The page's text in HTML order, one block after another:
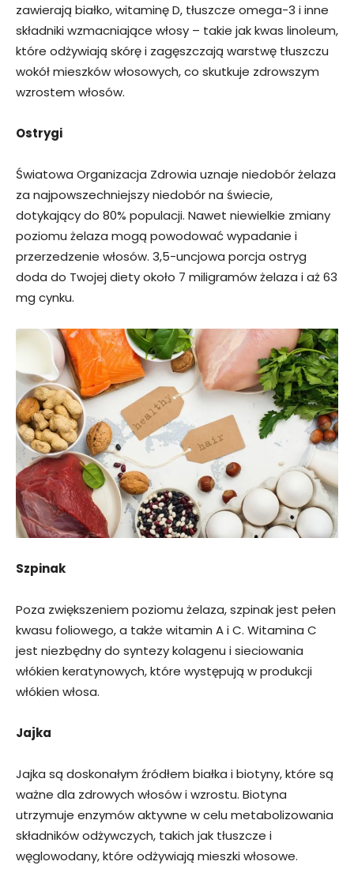
zawierają białko, witaminę D, tłuszcze omega-3 i inne
składniki wzmacniające włosy – takie jak kwas linoleum,
które odżywiają skórę i zagęszczają warstwę tłuszczu
wokół mieszków włosowych, co skutkuje zdrowszym
wzrostem włosów.
Ostrygi
Światowa Organizacja Zdrowia uznaje niedobór żelaza
za najpowszechniejszy niedobór na świecie,
dotykający do 80% populacji. Nawet niewielkie zmiany
poziomu żelaza mogą powodować wypadanie i
przerzedzenie włosów. 3,5-uncjowa porcja ostryg
doda do Twojej diety około 7 miligramów żelaza i aż 63
mg cynku.
Szpinak
Poza zwiększeniem poziomu żelaza, szpinak jest pełen
kwasu foliowego, a także witamin A i C. Witamina C
jest niezbędny do syntezy kolagenu i sieciowania
włókien keratynowych, które występują w produkcji
włókien włosa.
Jajka
Jajka są doskonałym źródłem białka i biotyny, które są
ważne dla zdrowych włosów i wzrostu. Biotyna
utrzymuje enzymów aktywne w celu metabolizowania
składników odżywczych, takich jak tłuszcze i
węglowodany, które odżywiają mieszki włosowe.